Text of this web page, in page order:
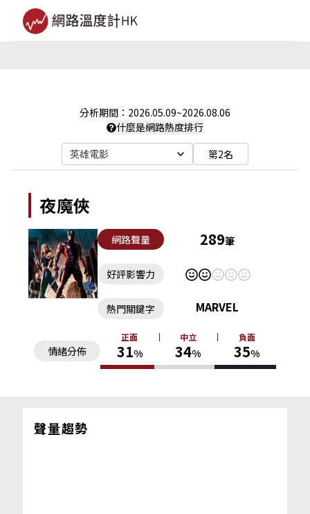
分析期間： 2026.05.09~2026.08.06
什麼是網路熱度排行
英雄電影 第2名
夜魔俠
網路聲量 289筆
好評影響力
情緒分佈
正面
31%
中立
34%
負面
35%
熱門關鍵字 MARVEL
聲量趨勢